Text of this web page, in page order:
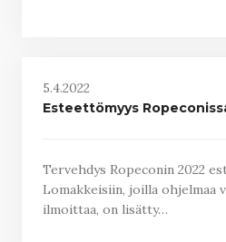
5.4.2022
Esteettömyys
Tervehdys Ropeconin 2022
Lomakkeisiin, joilla ohjelmaa
ilmoittaa, on lisätty…